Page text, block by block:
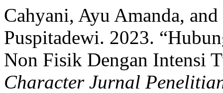
Cahyani, Ayu Amanda,
Puspitadewi. 2023.
Non Fisik Dengan Intensi
Character Jurnal